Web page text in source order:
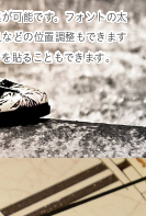
可能です。フォントの太
どの位置調整もできます
貼ることもできます。